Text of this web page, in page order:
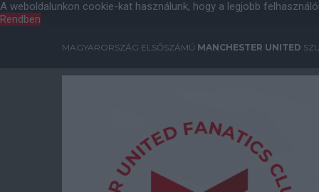
A weboldalunkon cookie-kat használunk, hogy a legjobb
Rendben
MAGYARORSZÁG ELSŐSZÁMÚ MANCHESTER UNITED